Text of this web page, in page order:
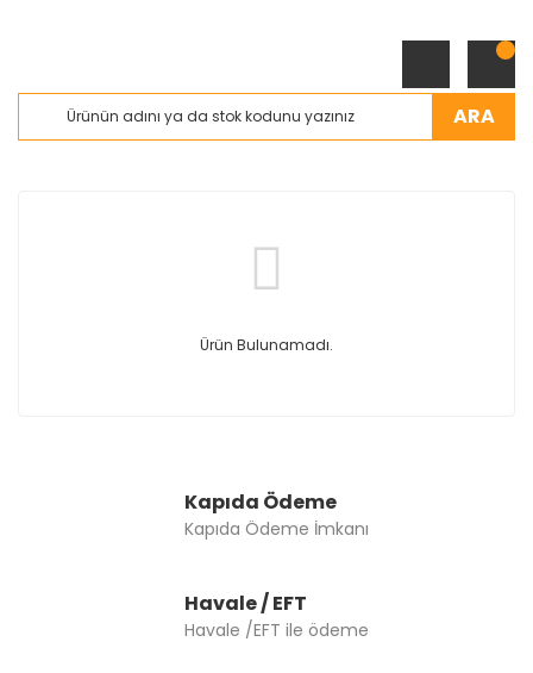
ARA
Ürün Bulunamadı.
Kapıda Ödeme
Kapıda Ödeme İmkanı
Havale / EFT
Havale /EFT ile ödeme